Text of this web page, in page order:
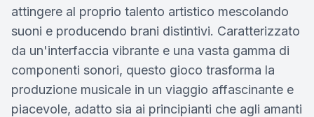
attingere al proprio talento artistico mescolando
suoni e producendo brani distintivi. Caratterizzato
da un'interfaccia vibrante e una vasta gamma di
componenti sonori, questo gioco trasforma la
produzione musicale in un viaggio affascinante e
piacevole, adatto sia ai principianti che agli amanti